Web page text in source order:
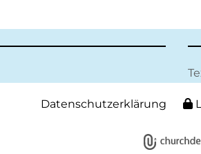
Datenschutzerklärung